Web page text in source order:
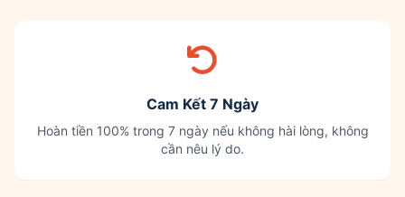
Cam Kết 7 Ngày
Hoàn tiền 100% trong 7 ngày nếu không hài lòng, không
cần nêu lý do.